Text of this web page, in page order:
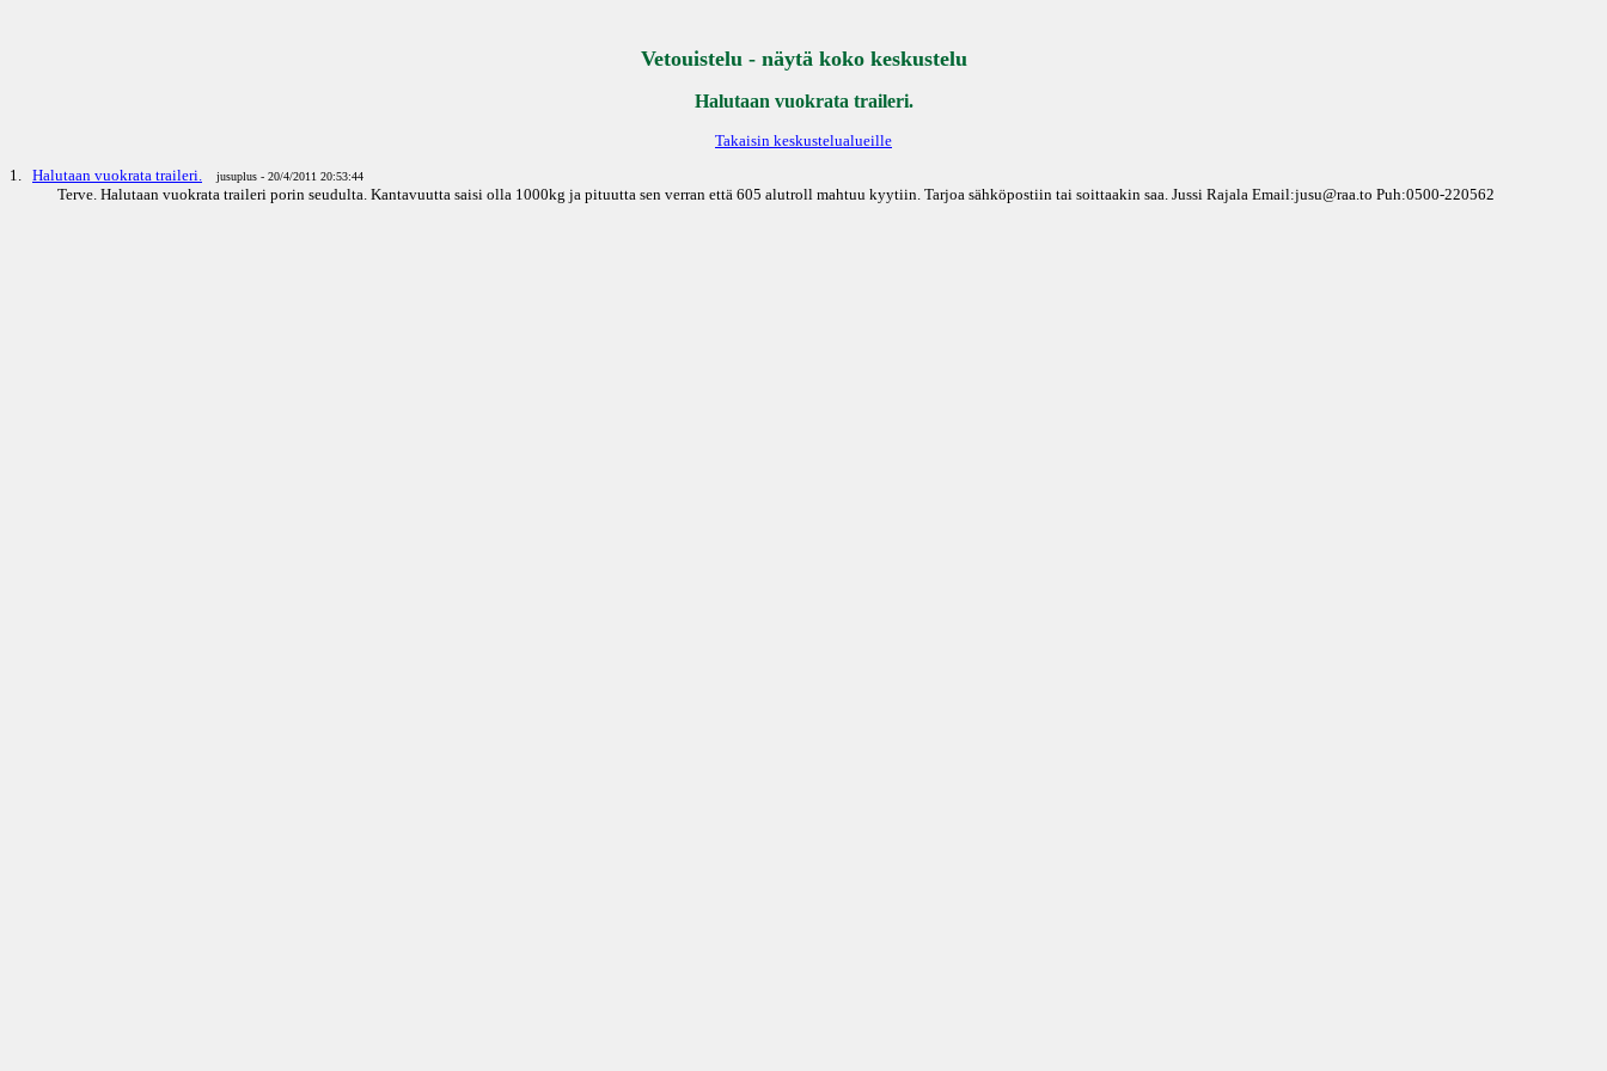
Vetouistelu - näytä koko keskustelu
Halutaan vuokrata traileri.
Takaisin keskustelualueille
1.
Halutaan vuokrata traileri. jusuplus - 20/4/2011 20:53:44
Terve. Halutaan vuokrata traileri porin seudulta. Kantavuutta saisi olla 1000kg ja pituutta sen verran että 605 alutroll mahtuu kyytiin. Tarjoa sähköpostiin tai soittaakin saa. Jussi Rajala Email:jusu@raa.to Puh:0500-220562